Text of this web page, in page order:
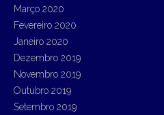
Março 2020
Fevereiro 2020
Janeiro 2020
Dezembro 2019
Novembro 2019
Outubro 2019
Setembro 2019